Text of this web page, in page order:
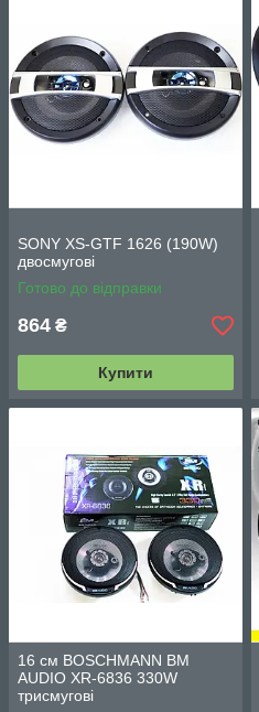
SONY XS-GTF 1626 (190W)
двосмугові
Готово до відправки
864 ₴
Купити
16 см BOSCHMANN BM
AUDIO XR-6836 330W
трисмугові